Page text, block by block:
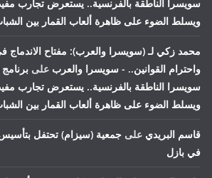
سويسرا الناطقة بالفرنسية.. يستعرض تجارب
ويسلط الضوء على ظاهرة ألعاب القمار بين
محمد زكي لـ (سويسرا والعرب): مفتاح الاندماج
واحترام القوانين.. - سويسرا والعرب على
سويسرا الناطقة بالفرنسية.. يستعرض تجارب
ويسلط الضوء على ظاهرة ألعاب القمار بين
قاسم البريدي على جمعية (سيزام) تحتفل بتأسيس
في بازل